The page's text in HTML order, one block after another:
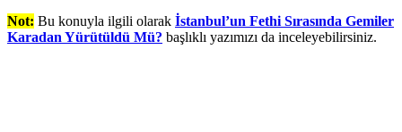
Not: Bu konuyla ilgili olarak İstanbul’un Fethi Sırasında Gemiler
Karadan Yürütüldü Mü? başlıklı yazımızı da inceleyebilirsiniz.